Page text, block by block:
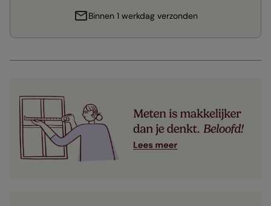
Binnen 1 werkdag verzonden